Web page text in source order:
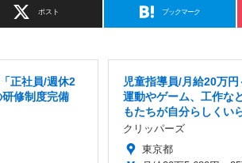
ポスト ブックマーク
正社員/週休2
修制度完備
児童指導員/月給20万
運動やゲーム、工作な
もたちが自分らしくい
クリッパーズ
東京都